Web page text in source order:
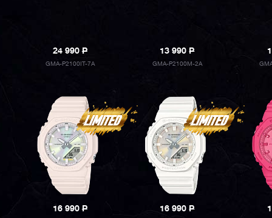
24 990P
GMA-P2100IT-7A
13 990P
GMA-P2100M-2A
16 990P 16 990P